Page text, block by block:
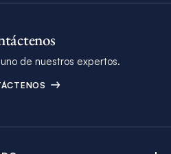
de nuestros expertos.